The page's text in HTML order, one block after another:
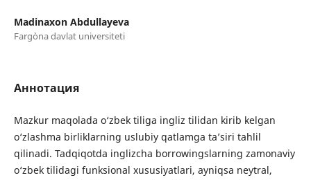
Madinaxon Abdullayeva
Farg`ona davlat universiteti
Аннотация
Mazkur maqolada o‘zbek tiliga ingliz tilidan kirib kelgan
o‘zlashma birliklarning uslubiy qatlamga ta’siri tahlil
qilinadi. Tadqiqotda inglizcha borrowingslarning zamonaviy
o‘zbek tilidagi funksional xususiyatlari, ayniqsa neytral,